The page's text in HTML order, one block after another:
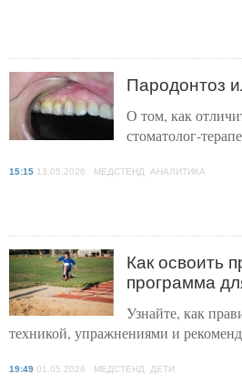
Пародонтоз
О том, как
стоматолог-
15:15 13.05.2026 МЕДСТЕНД АНАЛИТИКА
Как освоить
программа
Узнайте, как
техникой, упражнениями и
19:49 01.05.2026 МЕДСТЕНД ДЕТИ